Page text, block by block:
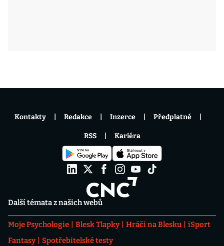
Další témata z našich webů
Moje Psychologie Blesk Tlapky Hráči na Blesku
iSport
Fantasy
Spotřebitelské testy
Kontakty Redakce Inzerce Předplatné
RSS Kariéra